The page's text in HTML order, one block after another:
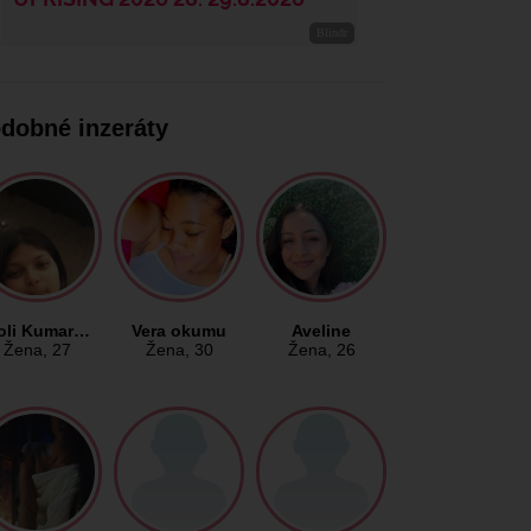
inzeráty
Kumar…
Žena, 27
Vera okumu
Žena, 30
Aveline
Žena, 26